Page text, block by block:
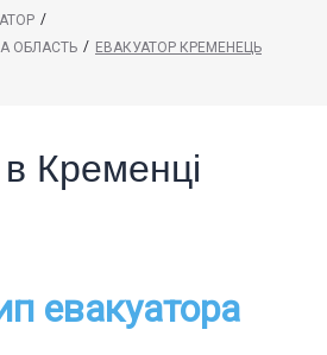
/
ОБЛАСТЬ / ЕВАКУАТОР КРЕМЕНЕЦЬ
Кременці
евакуатора